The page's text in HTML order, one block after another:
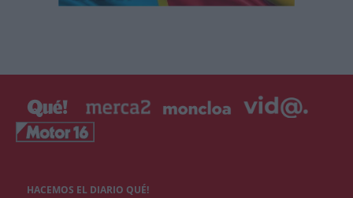
HACEMOS EL DIARIO QUÉ!